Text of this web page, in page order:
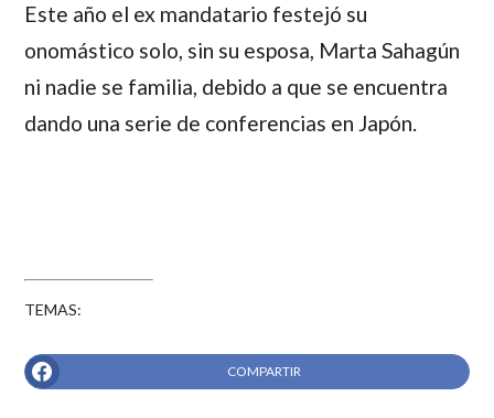
Este año el ex mandatario festejó su
onomástico solo, sin su esposa, Marta Sahagún
ni nadie se familia, debido a que se encuentra
dando una serie de conferencias en Japón.
TEMAS:
COMPARTIR